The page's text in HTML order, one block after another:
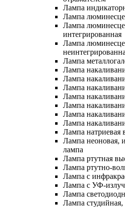
Лампа
Лампа
Лампа
интегрированная
Лампа
Лампа
Лампа
Лампа
Лампа
Лампа
Лампа
Лампа
Лампа
Лампа натриевая
Лампа неоновая,
лампа
Лампа ртутная
Лампа ртутно-
Лампа с
Лампа с УФ-
Лампа
Лампа